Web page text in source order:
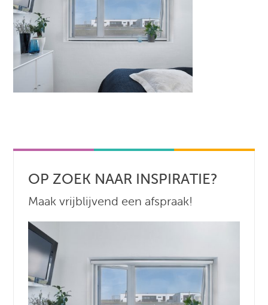
OP ZOEK NAAR INSPIRATIE?
Maak vrijblijvend een afspraak!